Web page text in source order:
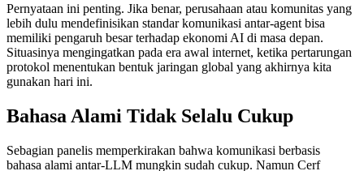
Pernyataan ini penting. Jika benar, perusahaan atau komunitas yang
lebih dulu mendefinisikan standar komunikasi antar-agent bisa
memiliki pengaruh besar terhadap ekonomi AI di masa depan.
Situasinya mengingatkan pada era awal internet, ketika pertarungan
protokol menentukan bentuk jaringan global yang akhirnya kita
gunakan hari ini.
Bahasa Alami Tidak Selalu Cukup
Sebagian panelis memperkirakan bahwa komunikasi berbasis
bahasa alami antar-LLM mungkin sudah cukup. Namun Cerf